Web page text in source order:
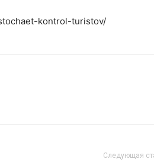
kontrol-turistov/
Следующая